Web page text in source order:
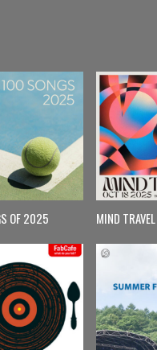
OF 2025 MIND TRAVEL